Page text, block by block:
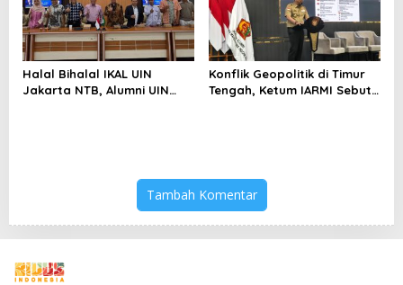
Halal Bihalal IKAL UIN
Jakarta NTB, Alumni UIN
Konflik Geopolitik di Timur
Tengah, Ketum IARMI Sebut
Tambah Komentar